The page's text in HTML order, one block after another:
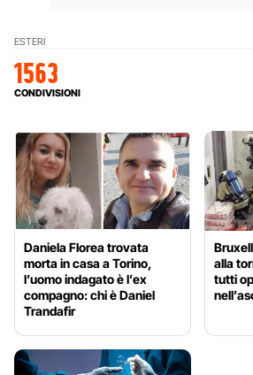
ESTERI
1563
CONDIVISIONI
Daniela Florea trovata
morta in casa a Torino,
l’uomo indagato è l’ex
compagno: chi è Daniel
Trandafir
alla
tutti